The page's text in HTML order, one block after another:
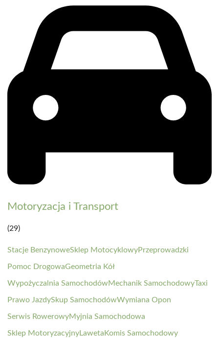
Motoryzacja i Transport
(29)
Stacje BenzynoweSklep MotocyklowyPrzeprowadzki
Pomoc DrogowaGeometria Kół
Wypożyczalnia SamochodówMechanik SamochodowyTaxi
Prawo JazdySkup SamochodówWymiana Opon
Serwis RowerowyMyjnia Samochodowa
Sklep MotoryzacyjnyLaweta Komis Samochodowy